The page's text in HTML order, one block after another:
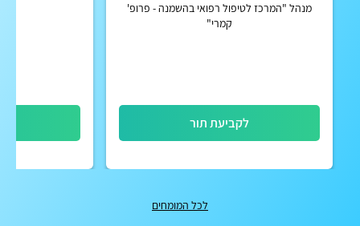
מנהל "המרכז לטיפול רפואי בהשמנה - פרופ'
קמרי"
לקביעת תור
לכל המומחים